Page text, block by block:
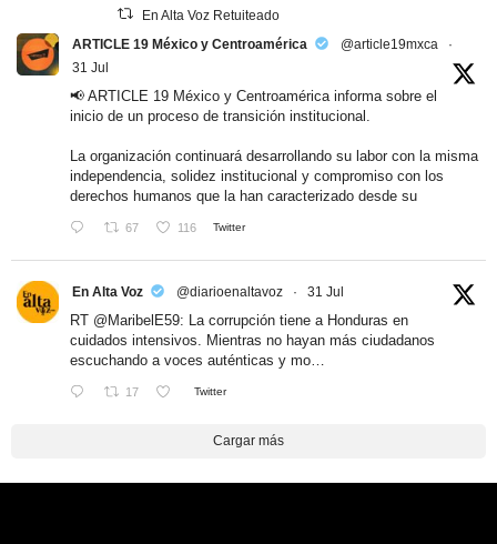
En Alta Voz Retuiteado
ARTICLE 19 México y Centroamérica
@article19mxca
·
31 Jul
📢 ARTICLE 19 México y Centroamérica informa sobre el
inicio de un proceso de transición institucional.
La organización continuará desarrollando su labor con la misma
independencia, solidez institucional y compromiso con los
derechos humanos que la han caracterizado desde su
67 116 Twitter
En Alta Voz @diarioenaltavoz · 31 Jul
RT @MaribelE59: La corrupción tiene a Honduras en
cuidados intensivos. Mientras no hayan más ciudadanos
escuchando a voces auténticas y mo…
17 Twitter
Cargar más